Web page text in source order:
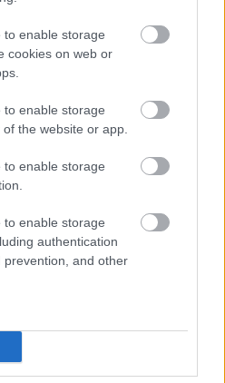
to enable storage
cookies on web or
to enable storage
the website or app.
to enable storage
to enable storage
authentication
and other
bővítik
jó hírű református
felüljárón